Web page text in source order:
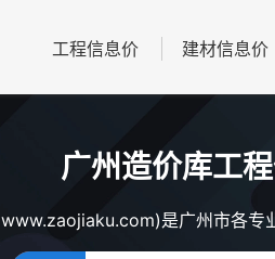
工程信息价 建材信息价
广州造价库工
是广州市各专